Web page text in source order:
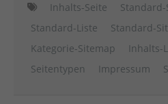
Inhalts-Seite Standard-
Standard-Liste
Standard-
Kategorie-Sitemap
Inhalts-
Seitentypen
Impressum